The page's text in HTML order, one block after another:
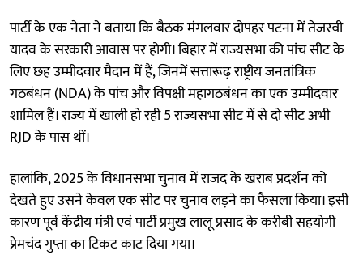
पार्टी के एक नेता ने बताया कि बैठक मंगलवार दोपहर पटना में तेजस्वी
यादव के सरकारी आवास पर होगी। बिहार में राज्यसभा की पांच सीट के
लिए छह उम्मीदवार मैदान में हैं, जिनमें सत्तारूढ़ राष्ट्रीय जनतांत्रिक
गठबंधन (NDA) के पांच और विपक्षी महागठबंधन का एक उम्मीदवार
शामिल हैं। राज्य में खाली हो रही 5 राज्यसभा सीट में से दो सीट अभी
RJD के पास थीं।
हालांकि, 2025 के विधानसभा चुनाव में राजद के खराब प्रदर्शन को
देखते हुए उसने केवल एक सीट पर चुनाव लड़ने का फैसला किया। इसी
कारण पूर्व केंद्रीय मंत्री एवं पार्टी प्रमुख लालू प्रसाद के करीबी सहयोगी
प्रेमचंद गुप्ता का टिकट काट दिया गया।